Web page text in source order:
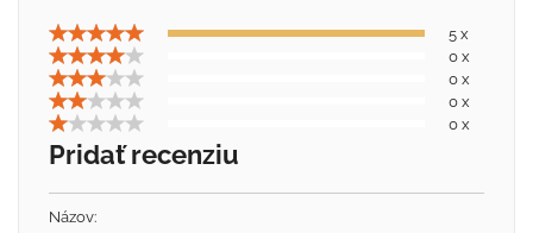
5 x
0 x
0 x
0 x
0 x
Pridať recenziu
Názov: